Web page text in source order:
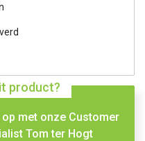
product?
met onze Customer
Tom ter Hogt